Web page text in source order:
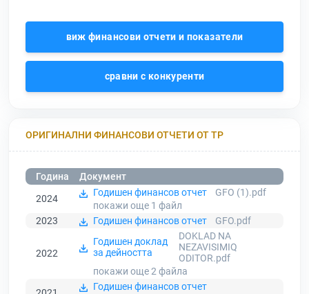
виж финансови отчети и показатели
сравни с конкуренти
ОРИГИНАЛНИ ФИНАНСОВИ ОТЧЕТИ ОТ ТР
Година
Документ
2024
Годишен финансов отчет
GFO (1).pdf
покажи още 1 файл
2023
Годишен финансов отчет GFO.pdf
2022
Годишен доклад
за дейността
DOKLAD NA
NEZAVISIMIQ
ODITOR.pdf
покажи още 2файла
Годишен финансов отчет